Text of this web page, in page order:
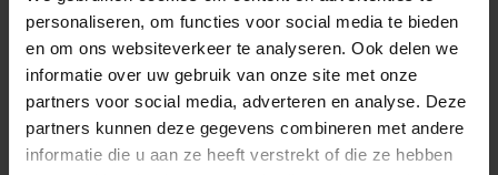
personaliseren, om functies voor social media te bieden
en om ons websiteverkeer te analyseren. Ook delen we
informatie over uw gebruik van onze site met onze
partners voor social media, adverteren en analyse. Deze
partners kunnen deze gegevens combineren met andere
informatie die u aan ze heeft verstrekt of die ze hebben
Doorlopende reis
Fiets
Inboedel
Kostbaarheden